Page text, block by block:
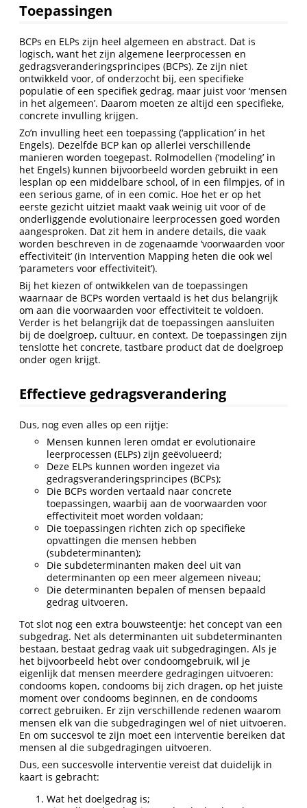
Toepassingen
BCPs en ELPs zijn heel algemeen en abstract. Dat is
logisch, want het zijn algemene leerprocessen en
gedragsveranderingsprincipes (BCPs). Ze zijn niet
ontwikkeld voor, of onderzocht bij, een specifieke
populatie of een specifiek gedrag, maar juist voor ‘mensen
in het algemeen’. Daarom moeten ze altijd een specifieke,
concrete invulling krijgen.
Zo’n invulling heet een toepassing (‘application’ in het
Engels). Dezelfde BCP kan op allerlei verschillende
manieren worden toegepast. Rolmodellen (‘modeling’ in
het Engels) kunnen bijvoorbeeld worden gebruikt in een
lesplan op een middelbare school, of in een filmpjes, of in
een serious game, of in een comic. Hoe het er op het
eerste gezicht uitziet maakt vaak weinig uit voor of de
onderliggende evolutionaire leerprocessen goed worden
aangesproken. Dat zit hem in andere details, die vaak
worden beschreven in de zogenaamde ‘voorwaarden voor
effectiviteit’ (in Intervention Mapping heten die ook wel
‘parameters voor effectiviteit’).
Bij het kiezen of ontwikkelen van de toepassingen
waarnaar de BCPs worden vertaald is het dus belangrijk
om aan die voorwaarden voor effectiviteit te voldoen.
Verder is het belangrijk dat de toepassingen aansluiten
bij de doelgroep, cultuur, en context. De toepassingen zijn
tenslotte het concrete, tastbare product dat de doelgroep
onder ogen krijgt.
Effectieve gedragsverandering
Dus, nog even alles op een rijtje:
Mensen kunnen leren omdat er evolutionaire
leerprocessen (ELPs) zijn geëvolueerd;
Deze ELPs kunnen worden ingezet via
gedragsveranderingsprincipes (BCPs);
Die BCPs worden vertaald naar concrete
toepassingen, waarbij aan de voorwaarden voor
effectiviteit moet worden voldaan;
Die toepassingen richten zich op specifieke
opvattingen die mensen hebben
(subdeterminanten);
Die subdeterminanten maken deel uit van
determinanten op een meer algemeen niveau;
Die determinanten bepalen of mensen bepaald
gedrag uitvoeren.
Tot slot nog een extra bouwsteentje: het concept van een
subgedrag. Net als determinanten uit subdeterminanten
bestaan, bestaat gedrag vaak uit subgedragingen. Als je
het bijvoorbeeld hebt over condoomgebruik, wil je
eigenlijk dat mensen meerdere gedragingen uitvoeren:
condooms kopen, condooms bij zich dragen, op het juiste
moment over condooms beginnen, en de condooms
correct gebruiken. Er zijn verschillende redenen waarom
mensen elk van die subgedragingen wel of niet uitvoeren.
En om succesvol te zijn moet een interventie bereiken dat
mensen al die subgedragingen uitvoeren.
Dus, een succesvolle interventie vereist dat duidelijk in
kaart is gebracht:
Wat het doelgedrag is;